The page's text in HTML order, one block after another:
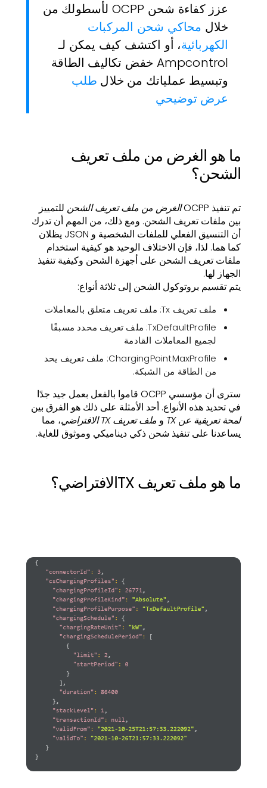
عزز كفاءة شحن OCPP لأسطولك من
خلال محاكي شحن المركبات
الكهربائية، أو اكتشف كيف يمكن لـ
Ampcontrol خفض تكاليف الطاقة
وتبسيط عملياتك من خلال طلب
عرض توضيحي
ما هو الغرض من ملف تعريف
الشحن؟
تم تنفيذ OCPP الغرض من ملف تعريف الشحن للتمييز
بين ملفات تعريف الشحن. ومع ذلك، من المهم أن تدرك
أن التنسيق الفعلي للملفات الشخصية و JSON يظلان
كما هما. لذا، فإن الاختلاف الوحيد هو كيفية استخدام
ملفات تعريف الشحن على أجهزة الشحن وكيفية تنفيذ
الجهاز لها.
يتم تقسيم بروتوكول الشحن إلى ثلاثة أنواع:
ملف تعريف Tx: ملف تعريف متعلق بالمعاملات
TxDefaultProfile: ملف تعريف محدد مسبقًا
لجميع المعاملات القادمة
ChargingPointMaxProfile: ملف تعريف يحد
من الطاقة من الشبكة.
سترى أن مؤسسي OCPP قاموا بالفعل بعمل جيد جدًا
في تحديد هذه الأنواع. أحد الأمثلة على ذلك هو الفرق بين
لمحة تعريفية عن TX
و ملف تعريف TX الافتراضي
، مما
يساعدنا على تنفيذ شحن ذكي ديناميكي وموثوق للغاية.
ما هو ملف تعريف TXالافتراضي؟